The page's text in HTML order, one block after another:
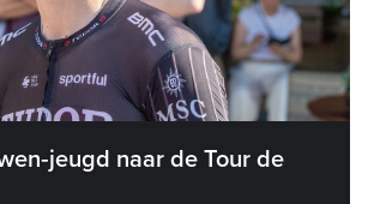
naar de Tour de